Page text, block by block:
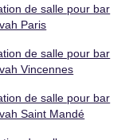
de salle pour bar
Paris
de salle pour bar
Vincennes
de salle pour bar
Saint Mandé